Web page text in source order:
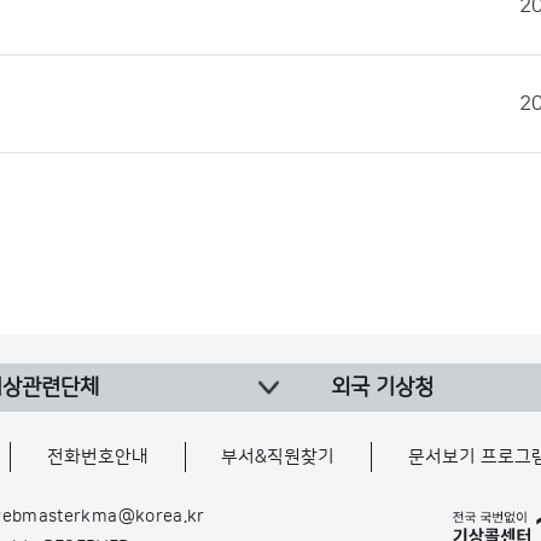
관련단체 외국 기상청
전화번호안내 부서&직원찾기 문서보기 프로그